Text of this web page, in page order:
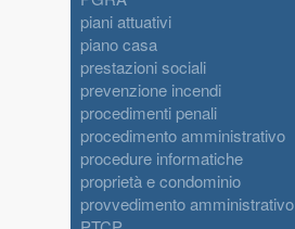
piani attuativi
piano casa
prestazioni sociali
prevenzione incendi
procedimenti penali
procedimento amministrativo
procedure informatiche
proprietà e condominio
provvedimento amministrativo